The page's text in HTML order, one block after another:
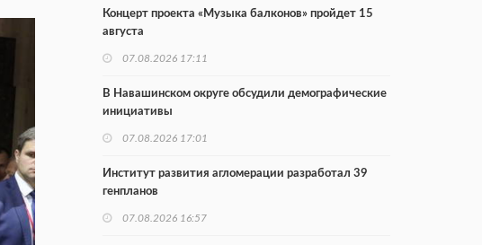
Концерт проекта «Музыка балконов» пройдет 15
августа
07.08.2026 17:11
В Навашинском округе обсудили демографические
инициативы
07.08.2026 17:01
Институт развития агломерации разработал 39
генпланов
07.08.2026 16:57